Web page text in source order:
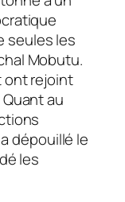
seules les
Mobutu.
ont rejoint
au
dépouillé le
les